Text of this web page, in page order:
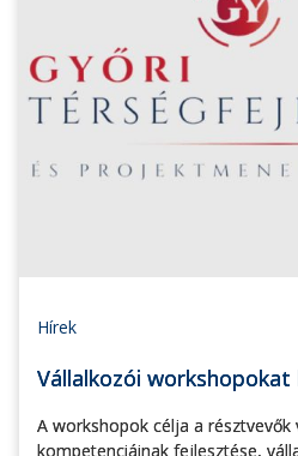
Hírek
Vállalkozói
A workshopok célja a résztvevők
kompetenciáinak fejlesztése,